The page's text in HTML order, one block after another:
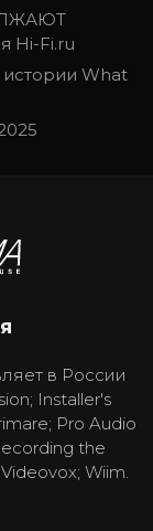
Hi-Fi.ru
What
в России
Installer's
Pro Audio
the
Wiim.